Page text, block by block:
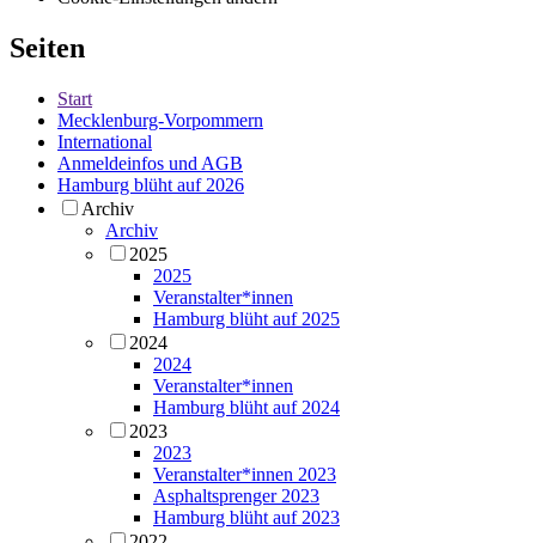
Seiten
Start
Mecklenburg-Vorpommern
International
Anmeldeinfos und AGB
Hamburg blüht auf 2026
Archiv
Archiv
2025
2025
Veranstalter*innen
Hamburg blüht auf 2025
2024
2024
Veranstalter*innen
Hamburg blüht auf 2024
2023
2023
Veranstalter*innen 2023
Asphaltsprenger 2023
Hamburg blüht auf 2023